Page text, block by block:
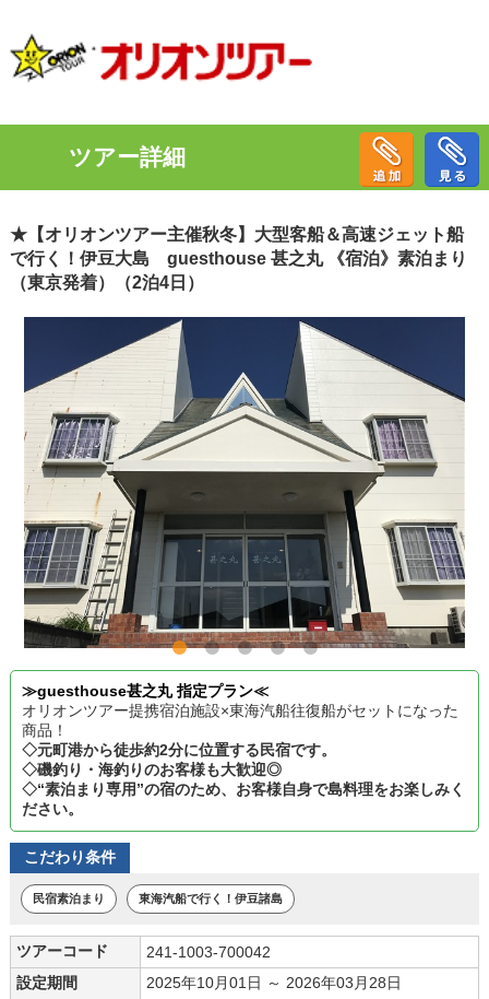
ツアー詳細
★【オリオンツアー主催秋冬】大型客船＆高速ジェット船
で行く！伊豆大島 guesthouse 甚之丸 《宿泊》素泊まり
（東京発着）（2泊4日）
≫guesthouse甚之丸 指定プラン≪
オリオンツアー提携宿泊施設×東海汽船往復船がセットになった
商品！
◇元町港から徒歩約2分に位置する民宿です。
◇磯釣り・海釣りのお客様も大歓迎◎
◇“素泊まり専用”の宿のため、お客様自身で島料理をお楽しみく
ださい。
こだわり条件
民宿素泊まり 東海汽船で行く！伊豆諸島
ツアーコード
241-1003-700042
設定期間
2025年10月01日 ～ 2026年03月28日